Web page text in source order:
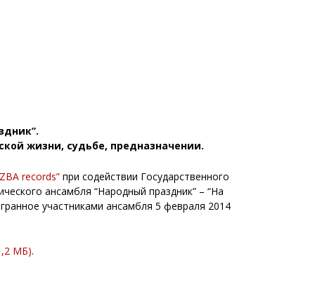
жизни, судьбе, предназначении.
records” при содействии Государственного
ансамбля “Народный праздник” – “На
участниками ансамбля 5 февраля 2014
МБ).